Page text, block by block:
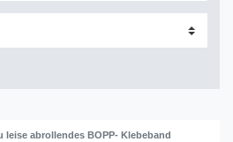
leise abrollendes BOPP- Klebeband